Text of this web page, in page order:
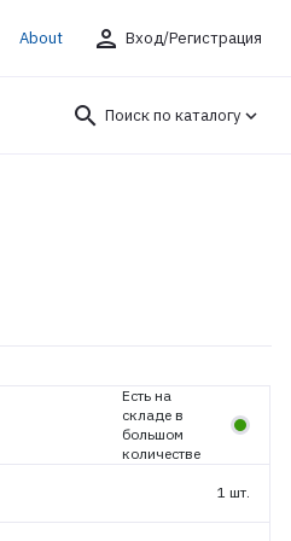
About person Вход/Регистрация
search Поиск по каталогу
Есть на
складе в
большом
количестве
1 шт.